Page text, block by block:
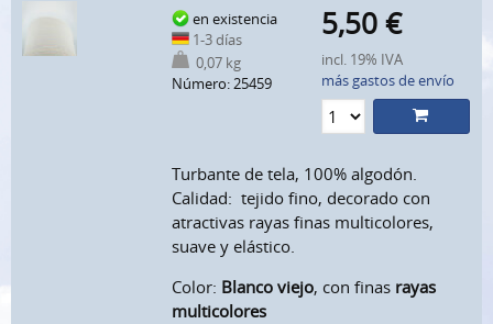
en existencia
1-3 días
0,07 kg
Número: 25459
5,50 €
incl. 19% IVA
más gastos de envío
Turbante de tela, 100% algodón.
Calidad: tejido fino, decorado con
atractivas rayas finas multicolores,
suave y elástico.
Color: Blanco viejo, con finas rayas
multicolores